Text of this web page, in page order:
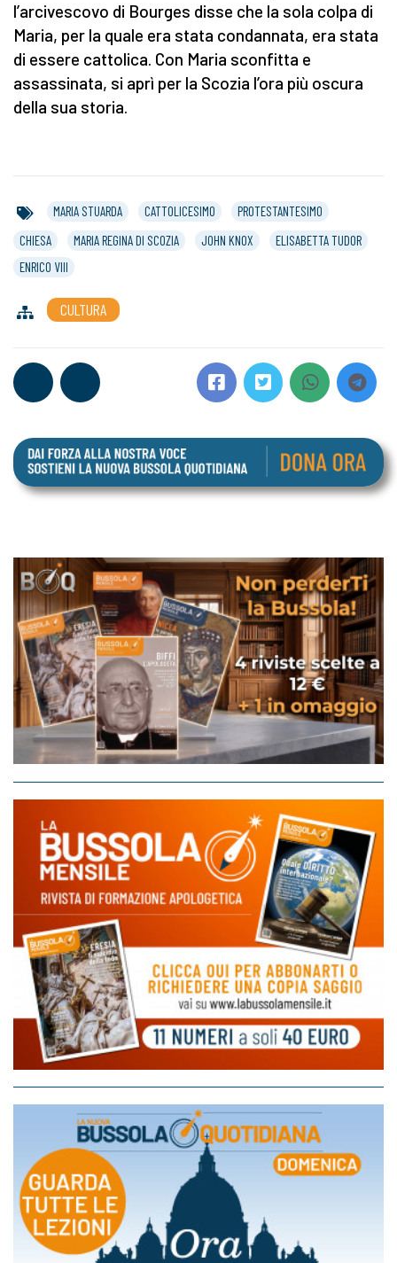
l’arcivescovo di Bourges disse che la sola colpa di
Maria, per la quale era stata condannata, era stata
di essere cattolica. Con Maria sconfitta e
assassinata, si aprì per la Scozia l’ora più oscura
della sua storia.
MARIA STUARDA CATTOLICESIMO
PROTESTANTESIMO
CHIESA
MARIA REGINA DI SCOZIA JOHN KNOX
ELISABETTA TUDOR
ENRICO VIII
CULTURA